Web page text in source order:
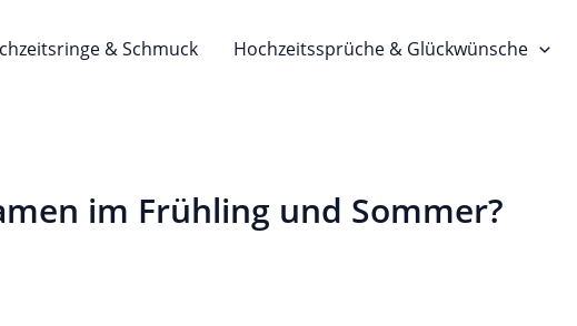
& Schmuck Hochzeitssprüche & Glückwünsche
im Frühling und Sommer?